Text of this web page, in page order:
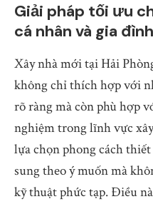
Giải pháp tối ưu
cá nhân và gia đình
Xây nhà mới tại Hải
không chỉ thích hợp với
rõ ràng mà còn phù hợp
nghiệm trong lĩnh vực
lựa chọn phong cách
sung theo ý muốn mà
kỹ thuật phức tạp. Điều